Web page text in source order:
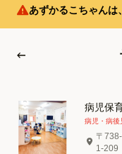
あずかるこちゃんは
病児保
病児・病後
〒
1-209